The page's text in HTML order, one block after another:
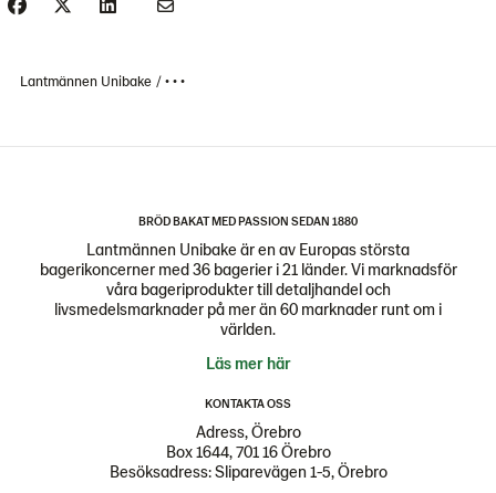
Lantmännen Unibake • • •
BRÖD BAKAT MED PASSION SEDAN 1880
Lantmännen Unibake är en av Europas största
bagerikoncerner med 36 bagerier i 21 länder. Vi marknadsför
våra bageriprodukter till detaljhandel och
livsmedelsmarknader på mer än 60 marknader runt om i
världen.
Läs mer här
KONTAKTA OSS
Adress, Örebro
Box 1644, 701 16 Örebro
Besöksadress: Sliparevägen 1-5, Örebro